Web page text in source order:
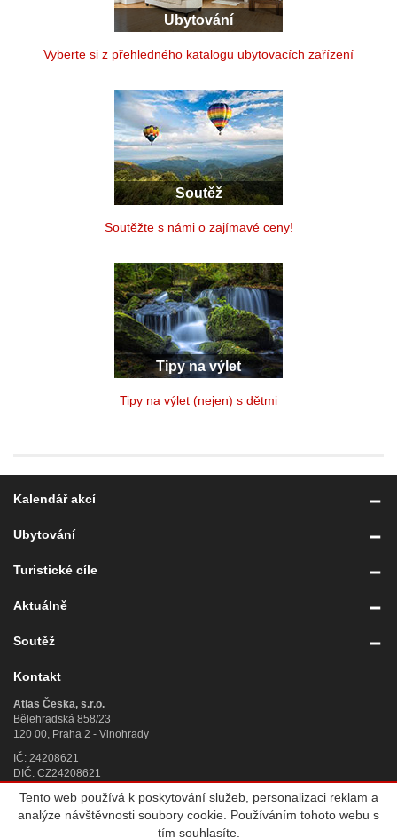
Ubytování
Vyberte si z přehledného katalogu ubytovacích zařízení
Soutěž
Soutěžte s námi o zajímavé ceny!
Tipy na výlet
Tipy na výlet (nejen) s dětmi
Kalendář akcí
Ubytování
Turistické cíle
Aktuálně
Soutěž
Kontakt
Atlas Česka, s.r.o.
Bělehradská 858/23
120 00, Praha 2 - Vinohrady
IČ: 24208621
DIČ: CZ24208621
Úplný kontakt »
Atlas Česka, s.r.o., IČ 242 08 621, se sídlem Praha 2,
Tento web používá k poskytování služeb, personalizaci reklam a
analýze návštěvnosti soubory cookie. Používáním tohoto webu s
tím souhlasíte.